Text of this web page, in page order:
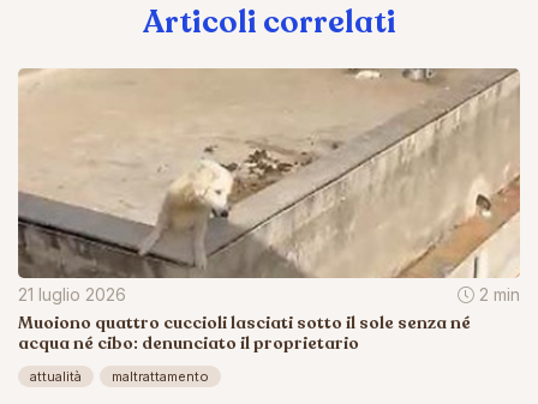
Articoli correlati
21 luglio 2026 2 min
Muoiono quattro cuccioli lasciati sotto il sole senza né
acqua né cibo: denunciato il proprietario
attualità maltrattamento